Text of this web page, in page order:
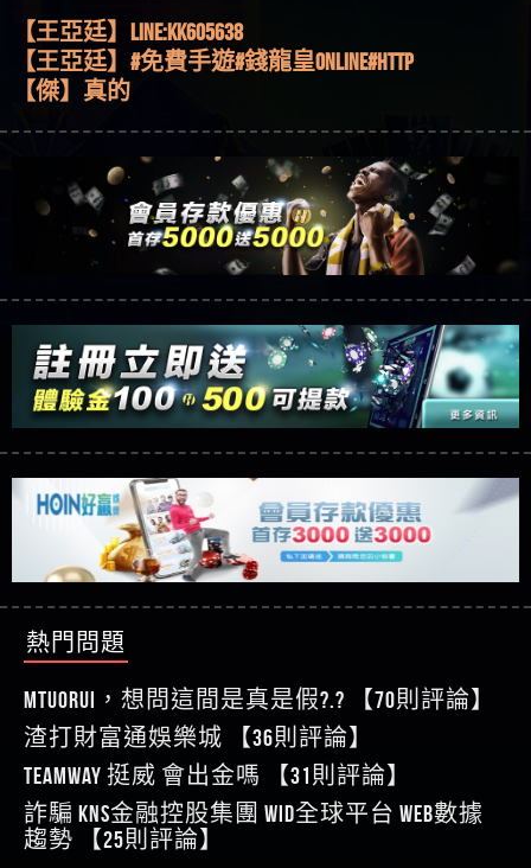
力智投資是詐騙嗎 南部老翁還在癡迷力智投資高
回報獲利 請不要在匯款
zg369】天盛商行詐騙 天盛商行是不是詐騙 天盛商
行是真的嗎 天盛商行是詐騙嗎 被天盛商行詐騙一
招教你拿回
【其他問題】 受害者援助賴【zg369】退休老翁被
大戶e點靈詐騙痛不欲生 大戶e點靈是真的嗎 大戶e
點靈是不是詐騙 大戶e點靈是詐騙嗎 大戶e點靈無
法出金 （大戶e點靈）教你如何規避詐騙陷阱
【其他問題】 弘記投資詐騙持續收割國人中【免
費討回資金賴zg369】弘記投資是詐騙嗎 弘記投資
是不是詐騙 弘記投資是真的嗎 被弘記投資詐騙的
錢怎麼辦 本文教你如何拿回被騙資金
【其他問題】 被騙追回賴【zg369】KnTop利用新型
詐騙手法欺詐群眾 KnTop是真的嗎 KnTop是不是詐騙
KnTop是詐騙嗎 【KnTop】KnTop無法出金 被KnTop詐騙
的錢一招拿回
【其他問題】機台運算專案詐騙持續收割國人中
【免費討回資金賴zg369】機台運算專案是詐騙嗎
機台運算專案是不是詐騙 機台運算專案是真的嗎
被機台運算專案詐騙的錢怎麼辦 本文教你如何拿
回被騙資金
【其他問題】 Hoyabit詐騙持續收割國人中【免費
討回資金賴zg369】Hoyabit是詐騙嗎 Hoyabit是不是詐
騙 Hoyabit是真的嗎 被HoyabitHoyabit詐騙的錢怎麼辦
本文教你如何拿回被騙資金
【其他問題】KS.M多元化行銷詐騙持續收割國人
中【免費討回資金賴zg369】KS.M多元化行銷是詐
騙嗎 KS.M多元化行銷是不是詐騙 KS.M多元化行銷是
真的嗎 被KS.M多元化行銷詐騙的錢怎麼辦 本文教
你如何拿回被騙資金
【其他問題】免費追回賴「zg369」深度解析野原
家 Family & Love如何詐騙 野原家 Family & Love是不是詐
騙 野原家 Family & Love是真的嗎 野原家 Family & Love是
詐騙嗎 165多次通報野原家 Family & Love是詐騙平台
【其他問題】元盈橋詐騙持續收割國人中【免費
討回資金賴zg369】元盈橋是詐騙嗎 元盈橋是不是
詐騙 元盈橋是真的嗎 被元盈橋詐騙的錢怎麼辦
【其他問題】被騙追回賴【zg369】M.L.Edge利用新
型詐騙手法欺詐群眾 M.L.Edge是真的嗎 M.L.Edge是不
金 被M.L.Edge詐騙的錢一招拿回
【其他問題】 Robinhood詐騙持續收割國人中【免
不是詐騙 Robinhood是真的嗎 被Robinhood詐騙的錢怎
麼辦 本文教你如何拿回被騙資金
資金賴zg369】FLTO是詐騙嗎 FLTO是不是詐騙 FLTO是
真的嗎 被FLTO詐騙的錢怎麼辦 本文教你如何拿回
被騙資金
【其他問題】 遇詐騙求救賴【zg369】八旬老翁被
ALYWS詐騙家破人亡 ALYWS是真的嗎 ALYWS是不是詐騙
ALYWS是詐騙嗎 （ALYWS）無法出金 請小心群組暗椿
【其他問題】 一招教你揭秘新型詐騙手法 （受害
者免費援助賴zg369）當當詐騙 當當是不是詐騙 當
當是真的嗎 當當是詐騙嗎 六旬老婦深信當當高獲
利回報被騙的家破人亡
【其他問題】用理性數據指路，開啟你的高回報
娛樂之旅
【其他問題】【老玩家不藏私】2025 線上老虎機
這樣挑！RTP、波動率和平台安全的全攻略！
【推薦博弈】這款《ATG 武俠》老虎機真的猛！玩
過才知道什麼叫超過3萬種中獎方式！
【推薦博弈】BNG電子遊戲完整攻略！熱門老虎
機、集鴻運玩法、獨家試玩一次看！
【其他問題】【2025】ATG試玩必看！戰神賽特
51,000倍數玩法攻略，輕鬆稱霸老虎機！
【其他問題】「拆解力智投資詐騙套路緊急追討
賴zg369」力智投資是不是詐騙 力智投資是真的嗎
力智投資是詐騙嗎 南部老翁還在癡迷力智投資高
回報獲利 請不要在匯款
【其他問題】 【遇天盛商行詐騙追回資金賴
zg369】天盛商行詐騙 天盛商行是不是詐騙 天盛商
行是真的嗎 天盛商行是詐騙嗎 被天盛商行詐騙一
招教你拿回
【其他問題】 受害者援助賴【zg369】退休老翁被
大戶e點靈詐騙痛不欲生 大戶e點靈是真的嗎 大戶e
點靈是不是詐騙 大戶e點靈是詐騙嗎 大戶e點靈無
法出金 （大戶e點靈）教你如何規避詐騙陷阱
【其他問題】 弘記投資詐騙持續收割國人中【免
費討回資金賴zg369】弘記投資是詐騙嗎 弘記投資
是不是詐騙 弘記投資是真的嗎 被弘記投資詐騙的
錢怎麼辦 本文教你如何拿回被騙資金
【其他問題】 被騙追回賴【zg369】KnTop利用新型
詐騙手法欺詐群眾 KnTop是真的嗎 KnTop是不是詐騙
KnTop是詐騙嗎 【KnTop】KnTop無法出金 被KnTop詐騙
的錢一招拿回
【其他問題】機台運算專案詐騙持續收割國人中
【免費討回資金賴zg369】機台運算專案是詐騙嗎
機台運算專案是不是詐騙 機台運算專案是真的嗎
被機台運算專案詐騙的錢怎麼辦 本文教你如何拿
回被騙資金
【其他問題】 Hoyabit詐騙持續收割國人中【免費
討回資金賴zg369】Hoyabit是詐騙嗎 Hoyabit是不是詐
騙 Hoyabit是真的嗎 被HoyabitHoyabit詐騙的錢怎麼辦
本文教你如何拿回被騙資金
【其他問題】KS.M多元化行銷詐騙持續收割國人
中【免費討回資金賴zg369】KS.M多元化行銷是詐
騙嗎 KS.M多元化行銷是不是詐騙 KS.M多元化行銷是
真的嗎 被KS.M多元化行銷詐騙的錢怎麼辦 本文教
【其他問題】免費追回賴「zg369」深度解析野原
家 Family & Love如何詐騙 野原家 Family & Love是不是詐
騙 野原家 Family & Love是真的嗎 野原家 Family & Love是
【其他問題】元盈橋詐騙持續收割國人中【免費
討回資金賴zg369】元盈橋是詐騙嗎 元盈橋是不是
【其他問題】被騙追回賴【zg369】M.L.Edge利用新
回答
【王亞廷】LINE:kK605638
【王亞廷】#免費手遊#錢龍皇ONLINE#http
【傑】真的
【沈樂慧】又是九州??爛死了黑網不要玩
【林伊依】爛死了拉贏錢直接鎖帳號可以去吃屎
【陳靜茹】推薦小畢，我也是小畢的會員～～
【黃家羭】推推
【AVA娛樂城】還會自己做假對話來毀謗欸哈哈哈
好厲
【陳順堪】黑網不出金
【黃伊珊】不推薦爛公司
【陳順堪】星匯娛樂城出金幾次後贏錢就不給出
金
【陳順堪】黑網出金幾次後贏了就不出金出
【玩運彩】
【asd】唬爛不出金黑網垃圾平台
【蘇俊曄】所以會出金嗎現在也是一樣的狀況
【侯依揚】廢物喔
【傑】推代理真的好相處
回答
【王亞廷】LINE:kK605638
【王亞廷】#免費手遊#錢龍皇ONLINE#http
【傑】真的
【蔡如軒】黑網一個呵呵
【Wei】讚
【沈樂慧】又是九州??爛死了黑網不要玩
【林伊依】爛死了拉贏錢直接鎖帳號可以去吃屎
【陳靜茹】推薦小畢，我也是小畢的會員～～
MTUORUi，想問這間是真是假?.? 【70則評論】
渣打財富通娛樂城 【36則評論】
TEAMWAY 挺威 會出金嗎 【31則評論】
詐騙 kns金融控股集團 WID全球平台 WEB數據